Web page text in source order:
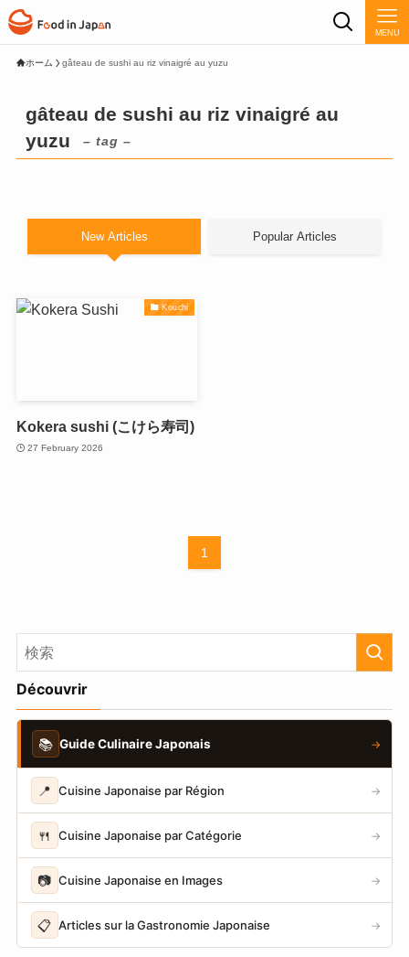
MENU
ホーム gâteau de sushi au riz vinaigré au yuzu
gâteau de sushi au riz vinaigré au
yuzu
– tag –
New Articles Popular Articles
Kouchi
Kokera sushi (こけら寿司)
27 February 2026
1
Découvrir
📚 Guide Culinaire Japonais →
📍 Cuisine Japonaise par Région →
🍴 Cuisine Japonaise par Catégorie →
📷 Cuisine Japonaise en Images →
📋 Articles sur la Gastronomie Japonaise →